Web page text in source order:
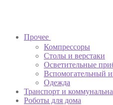
Прочее
Компрессоры
Столы и верстаки
Осветительные
Вспомогательный
Одежда
Транспорт и
Роботы для дома